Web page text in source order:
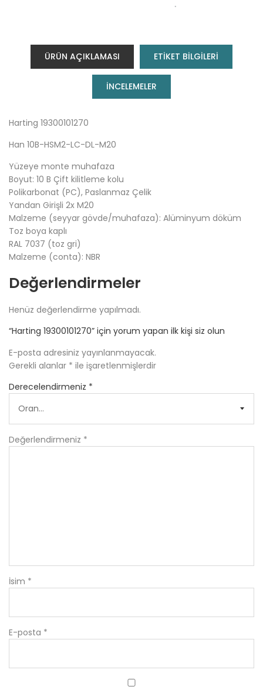
ÜRÜN AÇIKLAMASI ETİKET BİLGİLERİ
INCELEMELER
Harting 19300101270
Han 10B-HSM2-LC-DL-M20
Yüzeye monte muhafaza
Boyut: 10 B Çift kilitleme kolu
Polikarbonat (PC), Paslanmaz Çelik
Yandan Girişli 2x M20
Malzeme (seyyar gövde/muhafaza): Alüminyum döküm
Toz boya kaplı
RAL 7037 (toz gri)
Malzeme (conta): NBR
Değerlendirmeler
Henüz değerlendirme yapılmadı.
“Harting 19300101270” için yorum yapan ilk kişi siz olun
E-posta adresiniz yayınlanmayacak.
Gerekli alanlar * ile işaretlenmişlerdir
Derecelendirmeniz *
Değerlendirmeniz *
İsim *
E-posta *